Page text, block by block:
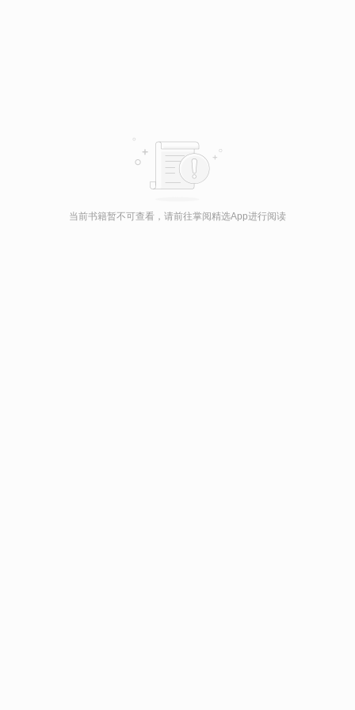
当前书籍暂不可查看，请前往掌阅精选App进行阅读